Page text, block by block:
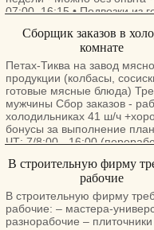
07:00–16:15 • Подвозки из
• Современное
кондиционерами • Подходит
«Авода Меудефет» Также
требуются специалисты по
опытом. Тел.: 054-732-1878
Сборщик заказов в
комнате
Петах-Тиква на завод
продукции (колбасы,
готовые мясные блюда)
мужчины Сбор заказов -
холодильниках 41 ш/ч
бонусы за выполнение
ЧТ: 7/8:00 - 16:00
Есть питание Документы
Важно читать заказы на
В строительную фирму
рабочие
В строительную фирму
рабочие: – мастера-
разнорабочие –